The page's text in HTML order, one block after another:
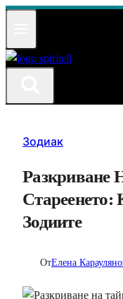
Към
Зодиак
Разкриване
Стареенето:
Зодиите
ОтЕлена